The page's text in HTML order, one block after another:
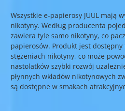
Wszystkie e-papierosy JUUL mają
nikotyny. Według producenta
zawiera tyle samo nikotyny, co
papierosów. Produkt jest dostępny
stężeniach nikotyny, co może
nastolatków szybki rozwój
płynnych wkładów nikotynowych
są dostępne w smakach